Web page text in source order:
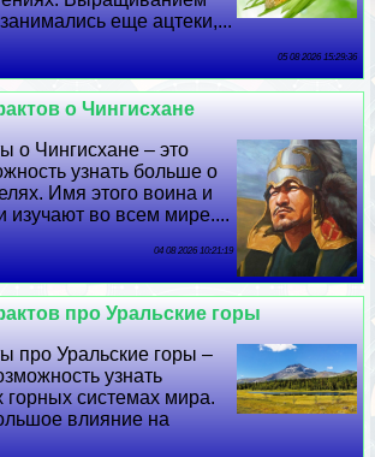
еще ацтеки,...
05 08 2026 15:29:36
о Чингисхане
о Чингисхане – это
узнать больше о
Имя этого воина и
изучают во всем мире....
04 08 2026 10:21:19
про Уральские горы
про Уральские горы –
узнать
системах мира.
влияние на